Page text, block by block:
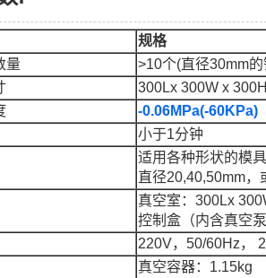
规格
量
>10个(直径30mm
300Lx 300W x
-0.06MPa(-60KPa)
小于1分钟
适用各种形状的模具
直径20,40,50mm，
真空室：300Lx
控制盒（内含真空
220V，50/60Hz，
真空容器：1.15kg